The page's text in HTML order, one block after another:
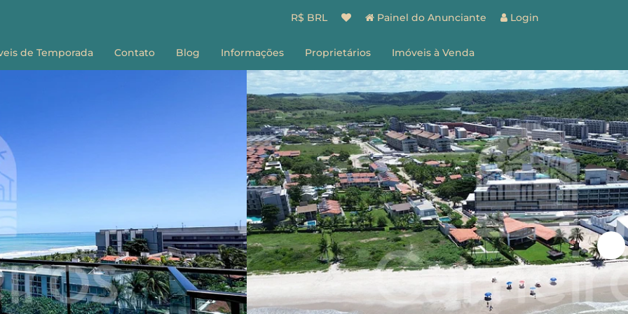
R$ BRL Painel do Anunciante Login
de Temporada Contato Blog Informações
Sobre nós
Como Reservar
Perguntas Frequentes
Termos e Condições
Proprietários
Espaço do Proprietário
Gestão de Imóveis
Vantagens
Como Funciona
Fale Conosco
Imóveis à Venda